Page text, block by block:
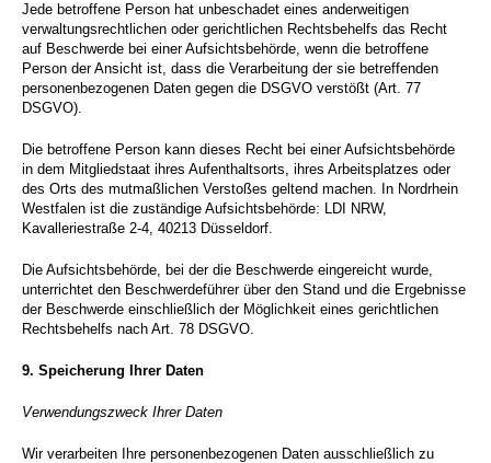
Jede betroffene Person hat unbeschadet eines anderweitigen
verwaltungsrechtlichen oder gerichtlichen Rechtsbehelfs das Recht
auf Beschwerde bei einer Aufsichtsbehörde, wenn die betroffene
Person der Ansicht ist, dass die Verarbeitung der sie betreffenden
personenbezogenen Daten gegen die DSGVO verstößt (Art. 77
DSGVO).
Die betroffene Person kann dieses Recht bei einer Aufsichtsbehörde
in dem Mitgliedstaat ihres Aufenthaltsorts, ihres Arbeitsplatzes oder
des Orts des mutmaßlichen Verstoßes geltend machen. In Nordrhein
Westfalen ist die zuständige Aufsichtsbehörde: LDI NRW,
Kavalleriestraße 2-4, 40213 Düsseldorf.
Die Aufsichtsbehörde, bei der die Beschwerde eingereicht wurde,
unterrichtet den Beschwerdeführer über den Stand und die Ergebnisse
der Beschwerde einschließlich der Möglichkeit eines gerichtlichen
Rechtsbehelfs nach Art. 78 DSGVO.
9. Speicherung Ihrer Daten
Verwendungszweck Ihrer Daten
Wir verarbeiten Ihre personenbezogenen Daten ausschließlich zu